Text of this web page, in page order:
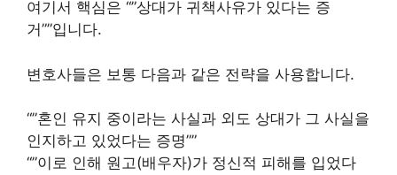
여기서 핵심은 “”상대가 귀책사유가 있다는 증
거””입니다.
변호사들은 보통 다음과 같은 전략을 사용합니다.
“”혼인 유지 중이라는 사실과 외도 상대가 그 사실을
인지하고 있었다는 증명””
“”이로 인해 원고(배우자)가 정신적 피해를 입었다